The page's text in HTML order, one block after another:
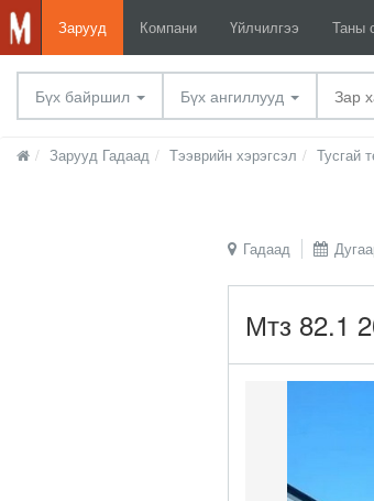
Зарууд Компани Үйлчилгээ Таны
Бүх байршил Бүх ангиллууд
Зарууд Гадаад Тээврийн хэрэгсэл Тусгай
Гадаад
Мтз 82.1